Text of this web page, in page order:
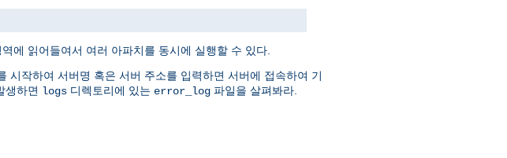
에 읽어들여서 여러 아파치를 동시에 실행할 수 있다.
시작하여 서버명 혹은 서버 주소를 입력하면 서버에 접속하여 기
생하면 logs 디렉토리에 있는 error_log 파일을 살펴봐라.